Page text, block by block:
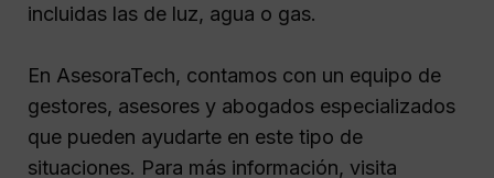
incluidas las de luz, agua o gas.
En AsesoraTech, contamos con un equipo de
gestores, asesores y abogados especializados
que pueden ayudarte en este tipo de
situaciones. Para más información, visita